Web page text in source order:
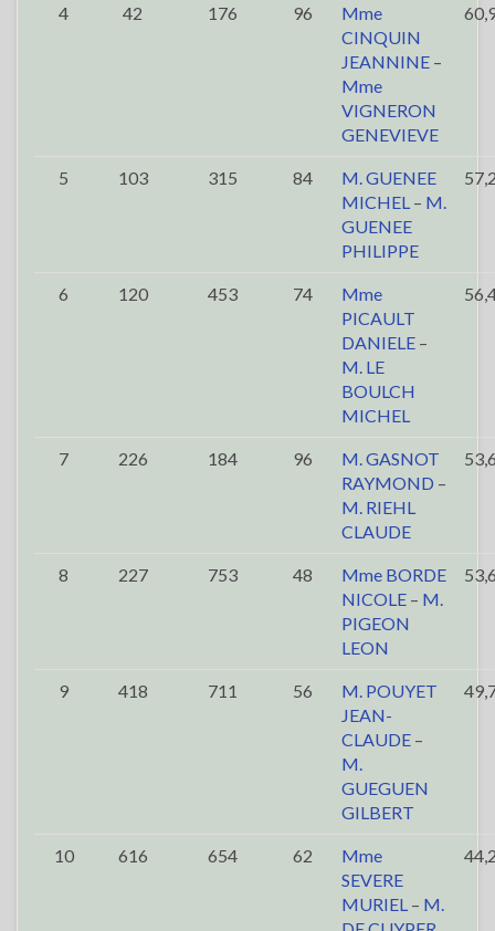
4 42 176 96
Mme
CINQUIN
JEANNINE –
Mme
VIGNERON
GENEVIEVE
5 103 315 84
M. GUENEE
MICHEL – M.
GUENEE
PHILIPPE
6 120 453 74
Mme
PICAULT
DANIELE –
M. LE
BOULCH
MICHEL
7 226 184 96
M. GASNOT
RAYMOND –
M. RIEHL
CLAUDE
8 227 753 48
Mme BORDE
NICOLE – M.
PIGEON
LEON
9 418 711 56
M. POUYET
JEAN-
CLAUDE –
M.
GUEGUEN
GILBERT
10 616 654 62
Mme
SEVERE
MURIEL – M.